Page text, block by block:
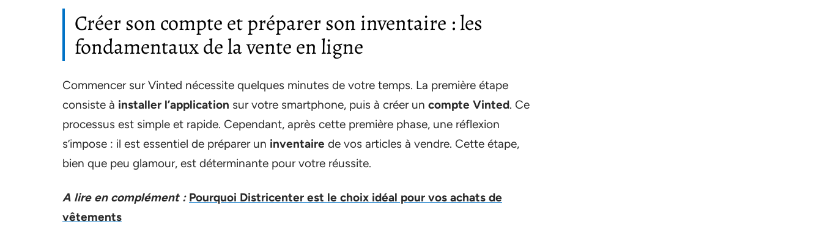
Créer son compte et préparer son inventaire : les
fondamentaux de la vente en ligne
Commencer sur Vinted nécessite quelques minutes de votre temps. La première étape
consiste à installer l’application sur votre smartphone, puis à créer un compte Vinted. Ce
processus est simple et rapide. Cependant, après cette première phase, une réflexion
s’impose : il est essentiel de préparer un inventaire de vos articles à vendre. Cette étape,
bien que peu glamour, est déterminante pour votre réussite.
A lire en complément : Pourquoi Districenter est le choix idéal pour vos achats de
vêtements